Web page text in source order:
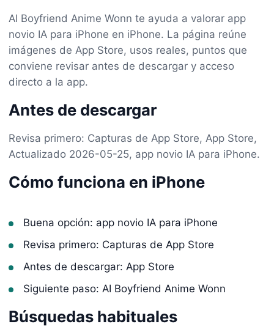
AI Boyfriend Anime Wonn te ayuda a valorar app
novio IA para iPhone en iPhone. La página reúne
imágenes de App Store, usos reales, puntos que
conviene revisar antes de descargar y acceso
directo a la app.
Antes de descargar
Revisa primero: Capturas de App Store, App Store,
Actualizado 2026-05-25, app novio IA para iPhone.
Cómo funciona en iPhone
Buena opción: app novio IA para iPhone
Revisa primero: Capturas de App Store
Antes de descargar: App Store
Siguiente paso: AI Boyfriend Anime Wonn
Búsquedas habituales